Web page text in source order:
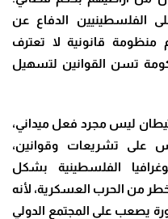
الفلسطينيين الدفاع عن
قانونية لا تعترف
تسن القوانين لتسهيل
ليس مجرد فعل ميداني،
تشريعات وقوانين،
الفلسطينية بشكل
من الحرب العسكرية، لأنه
يصعب على المجتمع الدولي